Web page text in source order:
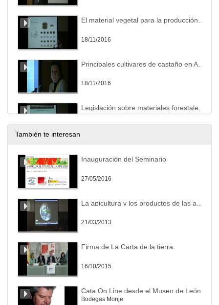
18/11/2016
18/11/2016
17/11/2016
También te interesan
Inauguración del Seminario
27/05/2016
21/03/2013
Firma de La Carta de la tierra.
16/10/2015
Cata On Line desde el Museo de León
Bodegas Monje